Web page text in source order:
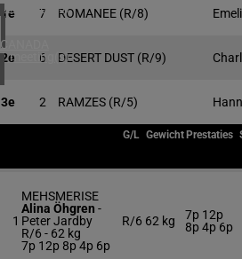
4 meeting(s)
CANADA
1 meeting(s)
1e 7 ROMANEE (R/8)
2e 6 DESERT DUST (R/9)
3e 2 RAMZES (R/5)
G/L Gewicht Prestaties
1
MEHSMERISE
Alina Öhgren -
Peter Jardby
R/6 - 62 kg
7p 12p 8p 4p 6p
R/6 62 kg
7p 12p
8p 4p 6p